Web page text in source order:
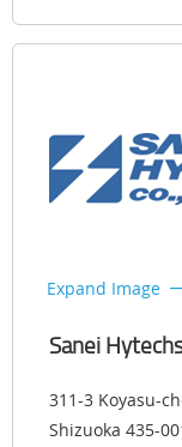
Expand Image
Sanei
311-3 Koyasu-
Shizuoka 435-